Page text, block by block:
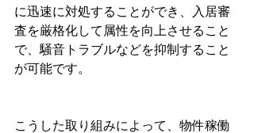
に迅速に対処することができ、入居審
査を厳格化して属性を向上させること
で、騒音トラブルなどを抑制すること
が可能です。
こうした取り組みによって、物件稼働